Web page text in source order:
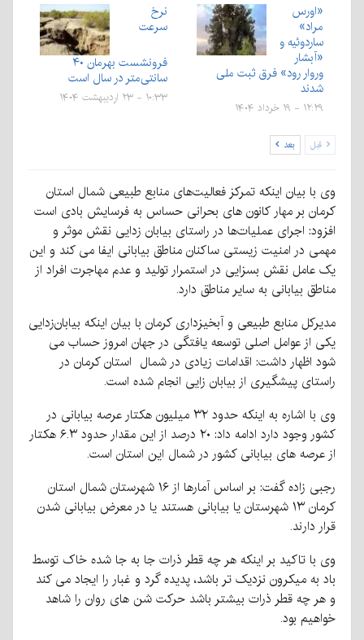
«اورس
مراد»
ساردوئیه و
«آبشار
وروار رود» فرق ثبت ملی
شدند
۱۲:۲۹ - ۱۹ خرداد ۱۴۰۴
نرخ
سرعت
فرونشست بهرمان ۴۰
سانتی‌متر در سال است
۱۰:۳۳ - ۲۳ اردیبهشت ۱۴۰۴
قبل بعد
وی با بیان اینکه تمرکز فعالیت‌های منابع طبیعی شمال استان
کرمان بر مهار کانون های بحرانی حساس به فرسایش بادی است
افزود: اجرای عملیات‌ها در راستای بیابان زدایی نقش موثر و
مهمی در امنیت زیستی ساکنان مناطق بیابانی ایفا می کند و این
یک عامل نقش بسزایی در استمرار تولید و عدم مهاجرت افراد از
مناطق بیابانی به سایر مناطق دارد.
مدیرکل منابع طبیعی و آبخیزداری کرمان با بیان اینکه بیابان‌زدایی
یکی از عوامل اصلی توسعه یافتگی در جهان امروز حساب ‌می
شود اظهار داشت: اقدامات زیادی در شمال استان کرمان در
راستای پیشگیری از بیابان زایی انجام شده است.
وی با اشاره به اینکه حدود ۳۲ میلیون هکتار عرصه بیابانی در
کشور وجود دارد ادامه داد: ۲۰ درصد از این مقدار حدود ۶.۳ هکتار
از عرصه های بیابانی کشور در شمال این استان است.
رجبی زاده گفت: بر اساس آمارها از ۱۶ شهرستان شمال استان
کرمان ۱۳ شهرستان یا بیابانی هستند یا در معرض بیابانی شدن
قرار دارند.
وی با تاکید بر اینکه هر چه قطر ذرات جا به جا شده خاک توسط
باد به میکرون نزدیک تر باشد، پدیده گرد و غبار را ایجاد می کند
و هر چه قطر ذرات بیشتر باشد حرکت شن های روان را شاهد
خواهیم بود.